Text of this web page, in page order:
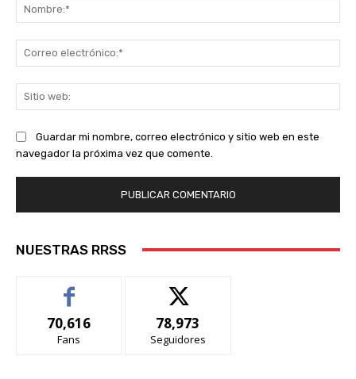
Guardar mi nombre, correo electrónico y sitio web en este
navegador la próxima vez que comente.
NUESTRAS RRSS
70,616
Fans
78,973
Seguidores